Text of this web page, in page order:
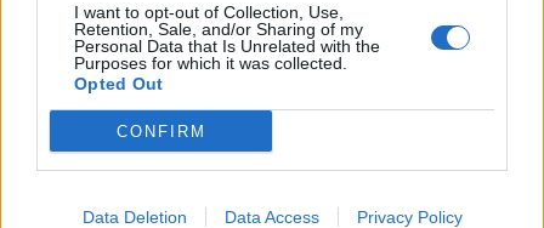
I want to opt-out of Collection, Use,
Retention, Sale, and/or Sharing of my
Personal Data that Is Unrelated with the
Purposes for which it was collected.
Opted Out
CONFIRM
Data Deletion Data Access Privacy Policy
koko illan saldona viisi
tehopistettä!
LIITTYVÄT ARTIKKELIT
Aleksander Barkov tekee paluun